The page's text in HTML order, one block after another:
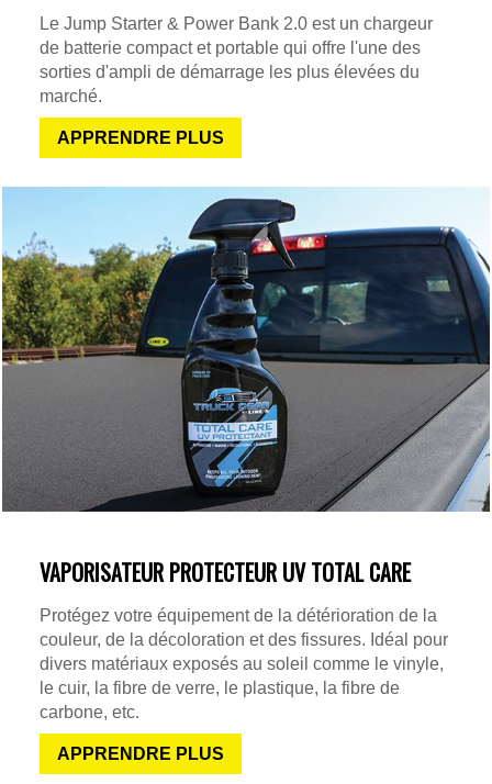
Le Jump Starter & Power Bank 2.0 est un chargeur
de batterie compact et portable qui offre l'une des
sorties d'ampli de démarrage les plus élevées du
marché.
APPRENDRE PLUS
VAPORISATEUR PROTECTEUR UV TOTAL CARE
Protégez votre équipement de la détérioration de la
couleur, de la décoloration et des fissures. Idéal pour
divers matériaux exposés au soleil comme le vinyle,
le cuir, la fibre de verre, le plastique, la fibre de
carbone, etc.
APPRENDRE PLUS